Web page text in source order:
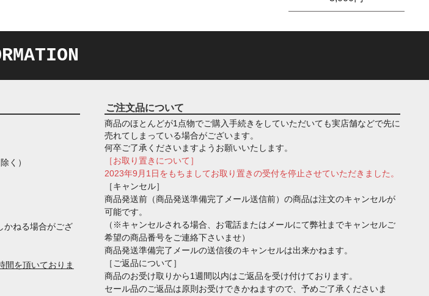
く）
かねる場合がござ
間を頂いておりま
ご注文品について
商品のほとんどが1点物でご購入手続きをしていただいても実店舗などで先に
売れてしまっている場合がございます。
何卒ご了承くださいますようお願いいたします。
［お取り置きについて］
2023年9月1日をもちましてお取り置きの受付を停止させていただきました。
［キャンセル］
商品発送前（商品発送準備完了メール送信前）の商品は注文のキャンセルが
可能です。
（※キャンセルされる場合、お電話またはメールにて弊社までキャンセルご
希望の商品番号をご連絡下さいませ）
商品発送準備完了メールの送信後のキャンセルは出来かねます。
［ご返品について］
商品のお受け取りから1週間以内はご返品を受け付けております。
セール品のご返品は原則お受けできかねますので、予めご了承くださいま